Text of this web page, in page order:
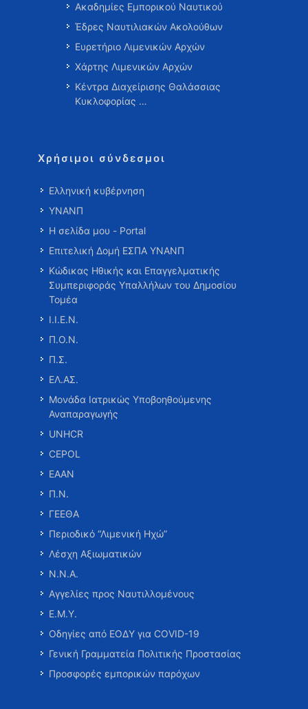
Ακαδημίες Εμπορικού Ναυτικού
Έδρες Ναυτιλιακών Ακολούθων
Ευρετήριο Λιμενικών Αρχών
Χάρτης Λιμενικών Αρχών
Κέντρα Διαχείρισης Θαλάσσιας
Κυκλοφορίας …
Χρήσιμοι σύνδεσμοι
Ελληνική κυβέρνηση
ΥΝΑΝΠ
Η σελίδα μου - Portal
Επιτελική Δομή ΕΣΠΑ ΥΝΑΝΠ
Κώδικας Ηθικής και Επαγγελματικής
Συμπεριφοράς Υπαλλήλων του Δημοσίου
Τομέα
Ι.Ι.Ε.Ν.
Π.Ο.Ν.
Π.Σ.
ΕΛ.ΑΣ.
Μονάδα Ιατρικώς Υποβοηθούμενης
Αναπαραγωγής
UNHCR
CEPOL
ΕΑΑΝ
Π.Ν.
ΓΕΕΘΑ
Περιοδικό “Λιμενική Ηχώ”
Λέσχη Αξιωματικών
Ν.Ν.Α.
Αγγελίες προς Ναυτιλλομένους
Ε.Μ.Υ.
Οδηγίες από ΕΟΔΥ για COVID-19
Γενική Γραμματεία Πολιτικής Προστασίας
Προσφορές εμπορικών παρόχων